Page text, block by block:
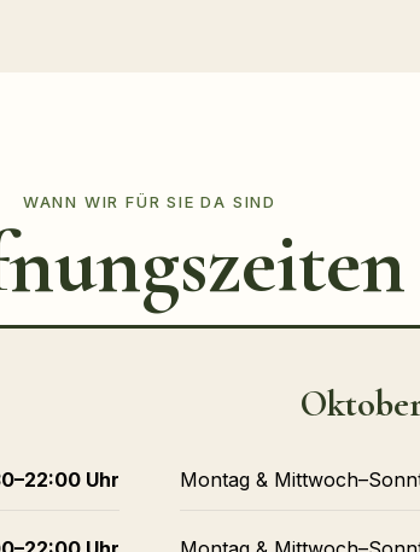
WANN WIR FÜR SIE DA SIND
Uhr Montag &